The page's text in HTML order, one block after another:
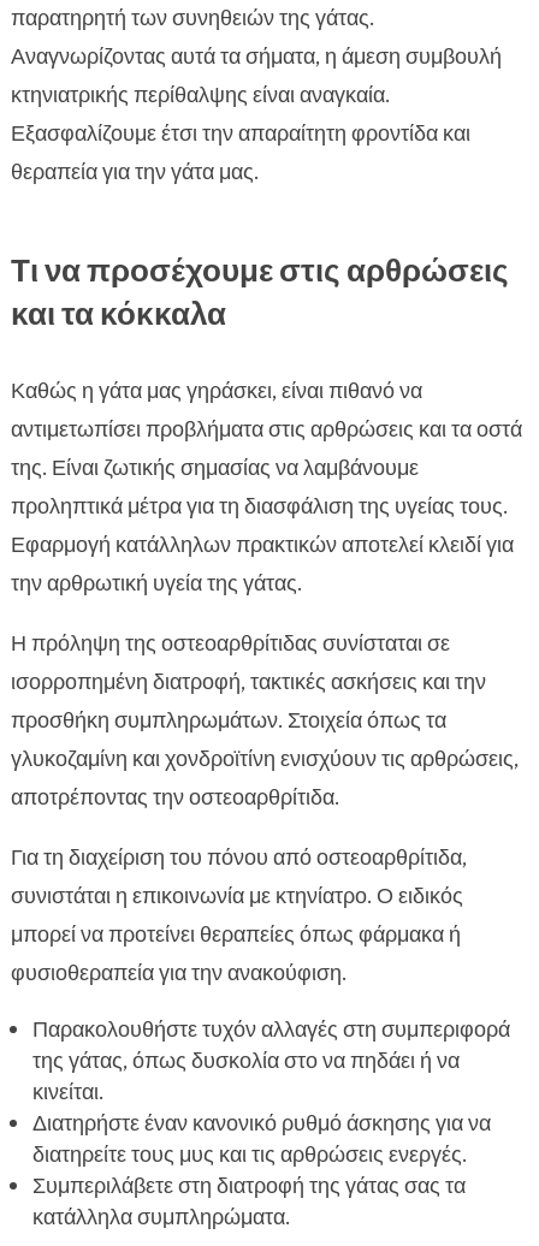
παρατηρητή των συνηθειών της γάτας.
Αναγνωρίζοντας αυτά τα σήματα, η άμεση συμβουλή
κτηνιατρικής περίθαλψης είναι αναγκαία.
Εξασφαλίζουμε έτσι την απαραίτητη φροντίδα και
θεραπεία για την γάτα μας.
Τι να προσέχουμε στις αρθρώσεις
και τα κόκκαλα
Καθώς η γάτα μας γηράσκει, είναι πιθανό να
αντιμετωπίσει προβλήματα στις αρθρώσεις και τα οστά
της. Είναι ζωτικής σημασίας να λαμβάνουμε
προληπτικά μέτρα για τη διασφάλιση της υγείας τους.
Εφαρμογή κατάλληλων πρακτικών αποτελεί κλειδί για
την αρθρωτική υγεία της γάτας.
Η πρόληψη της οστεοαρθρίτιδας συνίσταται σε
ισορροπημένη διατροφή, τακτικές ασκήσεις και την
προσθήκη συμπληρωμάτων. Στοιχεία όπως τα
γλυκοζαμίνη και χονδροϊτίνη ενισχύουν τις αρθρώσεις,
αποτρέποντας την οστεοαρθρίτιδα.
Για τη διαχείριση του πόνου από οστεοαρθρίτιδα,
συνιστάται η επικοινωνία με κτηνίατρο. Ο ειδικός
μπορεί να προτείνει θεραπείες όπως φάρμακα ή
φυσιοθεραπεία για την ανακούφιση.
Παρακολουθήστε τυχόν αλλαγές στη συμπεριφορά
της γάτας, όπως δυσκολία στο να πηδάει ή να
κινείται.
Διατηρήστε έναν κανονικό ρυθμό άσκησης για να
διατηρείτε τους μυς και τις αρθρώσεις ενεργές.
Συμπεριλάβετε στη διατροφή της γάτας σας τα
κατάλληλα συμπληρώματα.